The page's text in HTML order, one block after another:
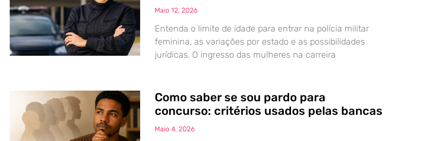
Maio 12, 2026
Entenda o limite de idade para entrar na polícia militar
feminina, as variações por estado e as possibilidades
jurídicas. O ingresso das mulheres na carreira
Como saber se sou pardo para
concurso: critérios usados pelas bancas
Maio 4, 2026